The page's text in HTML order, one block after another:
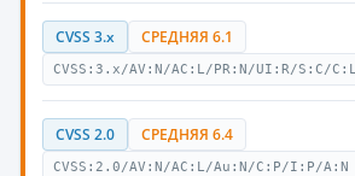
CVSS 3.x СРЕДНЯЯ 6.1
CVSS:3.x/AV:N/AC:L/PR:N/UI:R/S:C/
CVSS 2.0 СРЕДНЯЯ 6.4
CVSS:2.0/AV:N/AC:L/Au:N/C:P/I:P/A:N